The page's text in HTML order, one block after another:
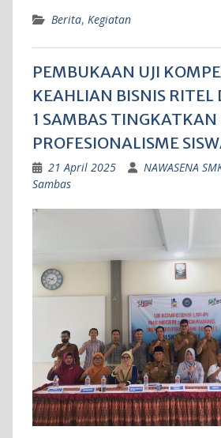
Berita, Kegiatan
PEMBUKAAN UJI
KEAHLIAN BISNIS RITEL
1 SAMBAS TINGKATKAN
PROFESIONALISME
21 April 2025
NAWASENA
Sambas